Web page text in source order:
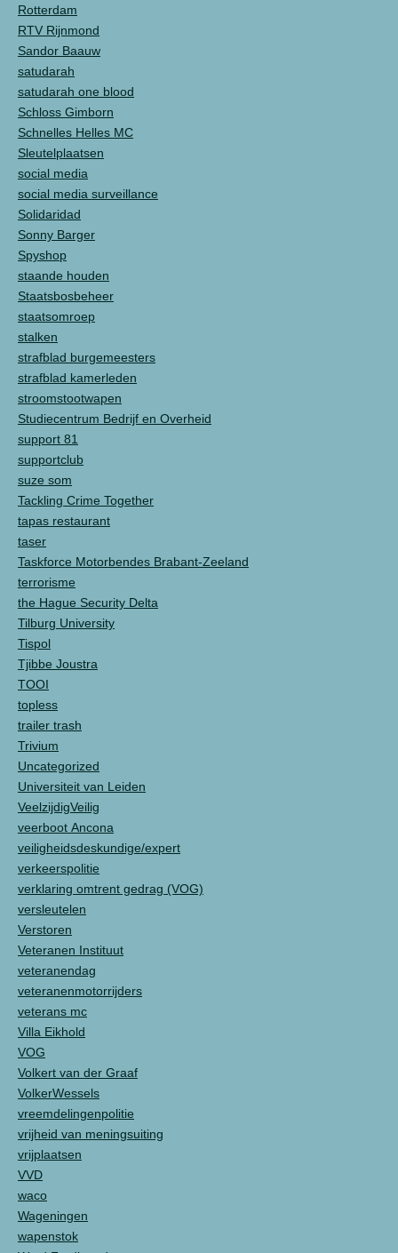
Rotterdam
RTV Rijnmond
Sandor Baauw
satudarah
satudarah one blood
Schloss Gimborn
Schnelles Helles MC
Sleutelplaatsen
social media
social media surveillance
Solidaridad
Sonny Barger
Spyshop
staande houden
Staatsbosbeheer
staatsomroep
stalken
strafblad burgemeesters
strafblad kamerleden
stroomstootwapen
Studiecentrum Bedrijf en Overheid
support 81
supportclub
suze som
Tackling Crime Together
tapas restaurant
taser
Taskforce Motorbendes Brabant-Zeeland
terrorisme
the Hague Security Delta
Tilburg University
Tispol
Tjibbe Joustra
TOOI
topless
trailer trash
Trivium
Uncategorized
Universiteit van Leiden
VeelzijdigVeilig
veerboot Ancona
veiligheidsdeskundige/expert
verkeerspolitie
verklaring omtrent gedrag (VOG)
versleutelen
Verstoren
Veteranen Instituut
veteranendag
veteranenmotorrijders
veterans mc
Villa Eikhold
VOG
Volkert van der Graaf
VolkerWessels
vreemdelingenpolitie
vrijheid van meningsuiting
vrijplaatsen
VVD
waco
Wageningen
wapenstok